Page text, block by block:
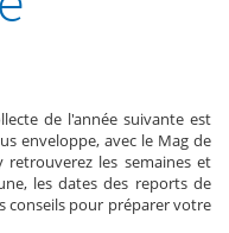
de l'année suivante est
enveloppe, avec le Mag de
retrouverez les semaines et
les dates des reports de
conseils pour préparer votre